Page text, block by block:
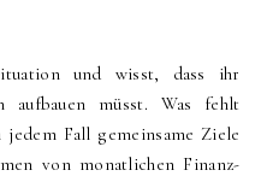
und wisst, dass ihr
aufbauen müsst. Was fehlt
Fall gemeinsame Ziele
von monatlichen Finanz-